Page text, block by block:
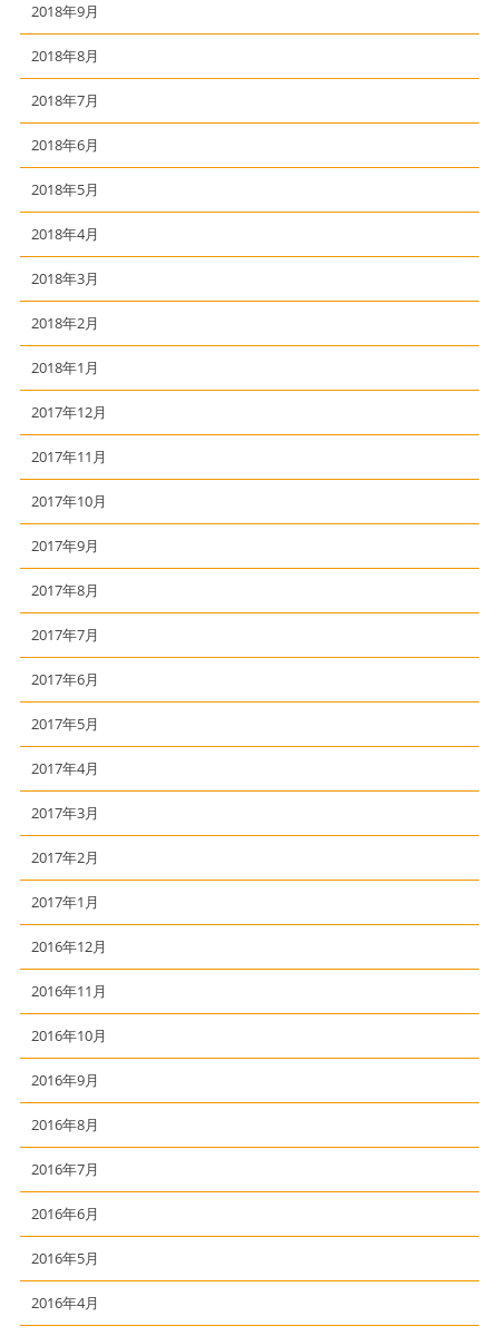
2018年9月
2018年8月
2018年7月
2018年6月
2018年5月
2018年4月
2018年3月
2018年2月
2018年1月
2017年12月
2017年11月
2017年10月
2017年9月
2017年8月
2017年7月
2017年6月
2017年5月
2017年4月
2017年3月
2017年2月
2017年1月
2016年12月
2016年11月
2016年10月
2016年9月
2016年8月
2016年7月
2016年6月
2016年5月
2016年4月